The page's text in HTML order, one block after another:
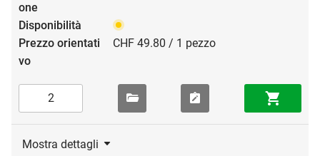
CHF 49.80 / 1 pezzo
Mostra dettagli